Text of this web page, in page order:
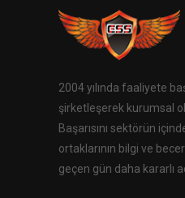
2004 yılında faaliyete
şirketleşerek kurumsal
Başarısını sektörün
ortaklarının bilgi ve
geçen gün daha kararlı